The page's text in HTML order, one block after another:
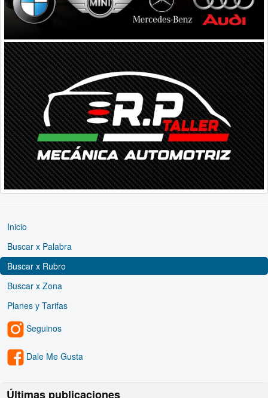
Inicio
Buscar x Palabra
Buscar x Rubro
Buscar x Zona
Planes y Tarifas
Seguinos
Dale Me Gusta
Últimas publicaciones